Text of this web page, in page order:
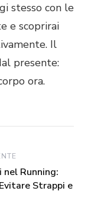
stesso con le
e scoprirai
Il
presente:
ora.
nel Running:
Strappi e